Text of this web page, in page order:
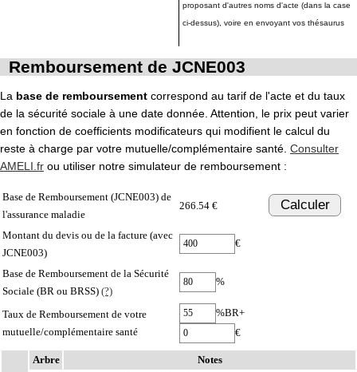
proposant d'autres noms d'acte (dans la case
ci-dessus), voire en envoyant vos thésaurus
Remboursement de JCNE003
La base de remboursement correspond au tarif de l'acte et du taux
de la sécurité sociale à une date donnée. Attention, le prix peut varier
en fonction de coefficients modificateurs qui modifient le calcul du
reste à charge par votre mutuelle/complémentaire santé. Consulter
AMELI.fr ou utiliser notre simulateur de remboursement :
Base de Remboursement (JCNE003) de
l'assurance maladie
266.54 € Calculer
Montant du devis ou de la facture (avec
JCNE003)
€
Base de Remboursement de la Sécurité
Sociale (BR ou BRSS) (?)
%
Taux de Remboursement de votre
mutuelle/complémentaire santé
%BR+
€
Arbre Notes